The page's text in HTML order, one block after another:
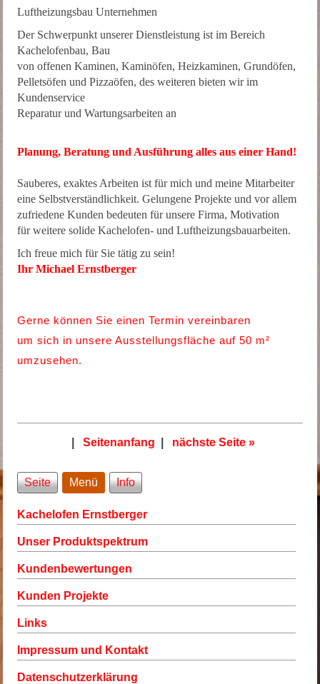
Luftheizungsbau Unternehmen
Der Schwerpunkt unserer Dienstleistung ist im Bereich
Kachelofenbau, Bau
von offenen Kaminen, Kaminöfen, Heizkaminen, Grundöfen,
Pelletsöfen und Pizzaöfen, des weiteren bieten wir im
Kundenservice
Reparatur und Wartungsarbeiten an
Planung, Beratung und Ausführung alles aus einer Hand!
Sauberes, exaktes Arbeiten ist für mich und meine Mitarbeiter
eine Selbstverständlichkeit. Gelungene Projekte und vor allem
zufriedene Kunden bedeuten für unsere Firma, Motivation
für weitere solide Kachelofen- und Luftheizungsbauarbeiten.
Ich freue mich für Sie tätig zu sein!
Ihr Michael Ernstberger
Gerne können Sie einen Termin vereinbaren
um sich in unsere Ausstellungsfläche auf 50 m²
umzusehen.
Seitenanfang nächste Seite »
Seite Menü Info
Kachelofen Ernstberger
Unser Produktspektrum
Kundenbewertungen
Kunden Projekte
Links
Impressum und Kontakt
Datenschutzerklärung